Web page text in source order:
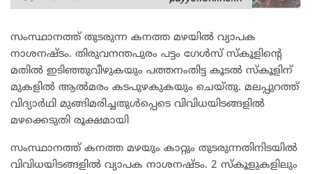
സംസ്ഥാനത്ത് തുടരുന്ന കനത്ത മഴയിൽ വ്യാപക
നാശനഷ്ടം. തിരുവനന്തപുരം പട്ടം ഗേൾസ് സ്കൂളിന്റെ
മതിൽ ഇടിഞ്ഞുവീഴുകയും പത്തനംതിട്ട കൂടൽ സ്കൂളിന്
മുകളിൽ ആൽമരം കടപുഴകുകയും ചെയ്തു. മലപ്പുറത്ത്
വിദ്യാർഥി മുങ്ങിമരിച്ചതുൾപ്പെടെ വിവിധയിടങ്ങളിൽ
മഴക്കെടുതി രൂക്ഷമായി
സംസ്ഥാനത്ത് കനത്ത മഴയും കാറ്റും തുടരുന്നതിനിടയിൽ
വിവിധയിടങ്ങളിൽ വ്യാപക നാശനഷ്ടം. 2 സ്കൂളുകളിലും